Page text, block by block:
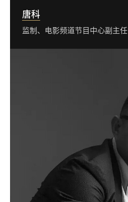
唐科
监制、电影频道节目中心副主任